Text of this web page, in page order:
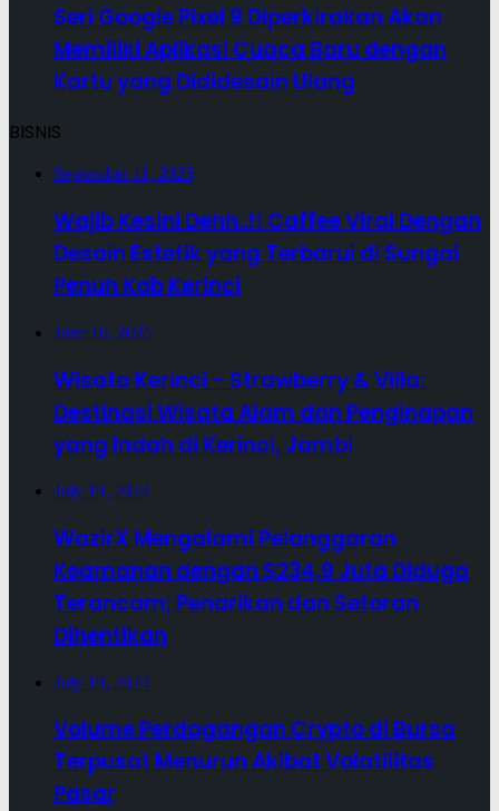
Seri Google Pixel 9 Diperkirakan Akan
Memiliki Aplikasi Cuaca Baru dengan
Kartu yang Dididesain Ulang
BISNIS
September 11, 2025
Wajib Kesini Dehh..!! Caffee Viral Dengan
Desain Estetik yang Terbarui di Sungai
Penuh Kab Kerinci
June 10, 2025
Wisata Kerinci – Strawberry & Villa:
Destinasi Wisata Alam dan Penginapan
yang Indah di Kerinci, Jambi
July 19, 2024
WazirX Mengalami Pelanggaran
Keamanan dengan $234,9 Juta Diduga
Terancam; Penarikan dan Setoran
Dihentikan
July 19, 2024
Volume Perdagangan Crypto di Bursa
Terpusat Menurun Akibat Volatilitas
Pasar